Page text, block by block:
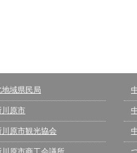
地域県民局
川原市
川原市観光協会